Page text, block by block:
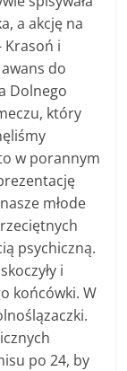
a akcję na
Krasoń i
do
Dolnego
który
w porannym
młode
psychiczną.
i
końcówki. W
po 24, by